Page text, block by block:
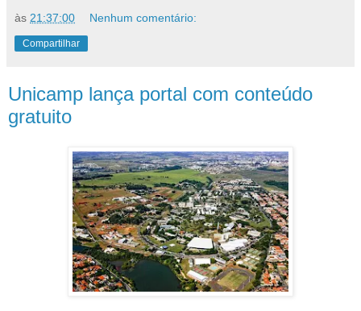
às 21:37:00 Nenhum comentário:
Compartilhar
Unicamp lança portal com conteúdo
gratuito